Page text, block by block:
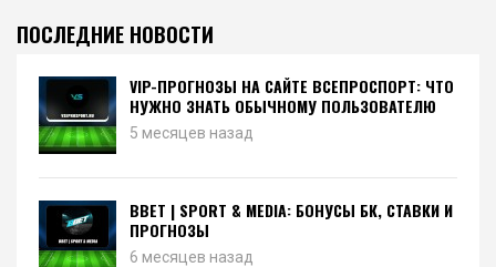
ПОСЛЕДНИЕ НОВОСТИ
VIP-ПРОГНОЗЫ НА САЙТЕ ВСЕПРОСПОРТ: ЧТО
НУЖНО ЗНАТЬ ОБЫЧНОМУ ПОЛЬЗОВАТЕЛЮ
5 месяцев назад
BBET | SPORT & MEDIA: БОНУСЫ БК, СТАВКИ И
ПРОГНОЗЫ
6 месяцев назад